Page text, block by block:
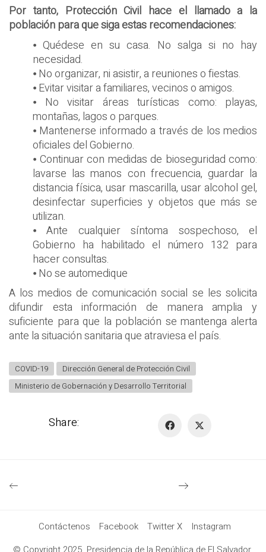
Por tanto, Protección Civil hace el llamado a la
población para que siga estas recomendaciones:
⦁ Quédese en su casa. No salga si no hay
necesidad.
⦁ No organizar, ni asistir, a reuniones o fiestas.
⦁ Evitar visitar a familiares, vecinos o amigos.
⦁ No visitar áreas turísticas como: playas,
montañas, lagos o parques.
⦁ Mantenerse informado a través de los medios
oficiales del Gobierno.
⦁ Continuar con medidas de bioseguridad como:
lavarse las manos con frecuencia, guardar la
distancia física, usar mascarilla, usar alcohol gel,
desinfectar superficies y objetos que más se
utilizan.
⦁ Ante cualquier síntoma sospechoso, el
Gobierno ha habilitado el número 132 para
hacer consultas.
⦁ No se automedique
A los medios de comunicación social se les solicita
difundir esta información de manera amplia y
suficiente para que la población se mantenga alerta
ante la situación sanitaria que atraviesa el país.
COVID-19
Dirección General de Protección Civil
Ministerio de Gobernación y Desarrollo Territorial
Share:
Contáctenos Facebook Twitter X
Instagram